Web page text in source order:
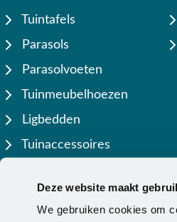
Deze website maakt
We gebruiken cookies om
Tuintafels
Parasols
Parasolvoeten
Tuinmeubelhoezen
Ligbedden
Tuinaccessoires